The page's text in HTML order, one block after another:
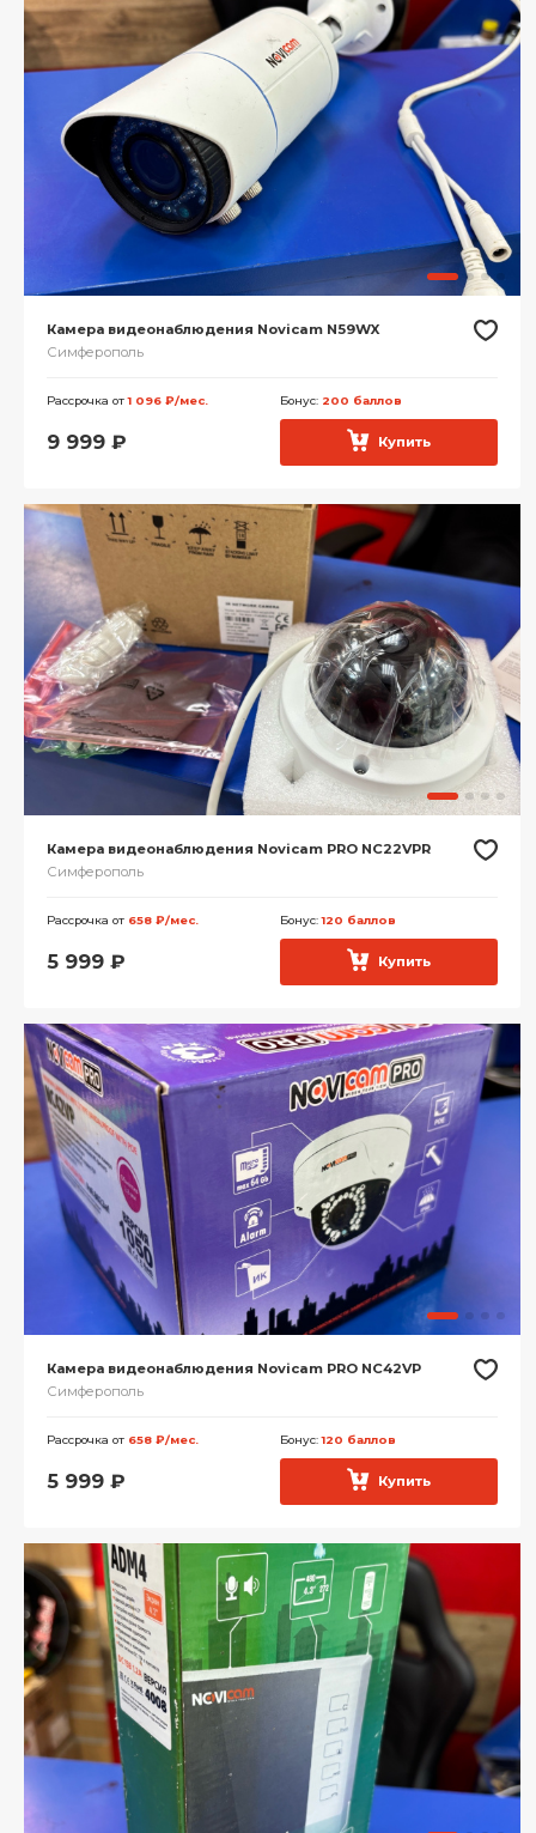
Камера видеонаблюдения Novicam N59WX
Симферополь
Рассрочка от1 096 ₽/мес. Бонус: 200 баллов
9 999 ₽ Купить
Камера видеонаблюдения Novicam PRO NC22VPR
Симферополь
Рассрочка от 658 ₽/мес. Бонус:120 баллов
5 999 ₽ Купить
Камера видеонаблюдения Novicam PRO NC42VP
Симферополь
Рассрочка от 658 ₽/мес. Бонус:120 баллов
5 999 ₽ Купить